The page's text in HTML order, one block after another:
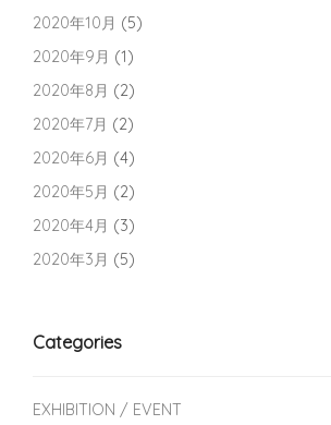
2020年10月 (5)
2020年9月 (1)
2020年8月 (2)
2020年7月 (2)
2020年6月 (4)
2020年5月 (2)
2020年4月 (3)
2020年3月 (5)
Categories
EXHIBITION / EVENT